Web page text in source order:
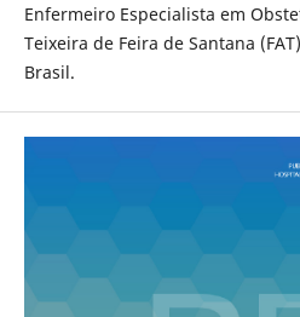
Enfermeiro Especialista em
Teixeira de Feira de Santana
Brasil.